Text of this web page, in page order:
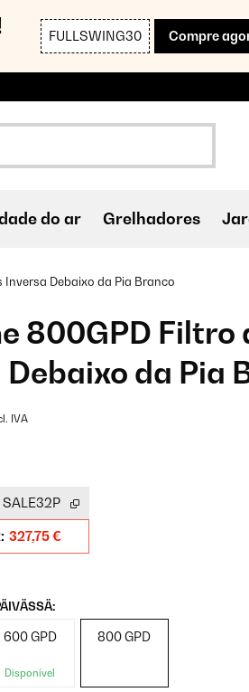
FULLSWING30 Compre
do ar Grelhadores
Inversa​ Debaixo da Pia Branco
800GPD Filtro
da Pia
IVA
SALE32P
327,75 €
600 GPD
Disponível
800 GPD